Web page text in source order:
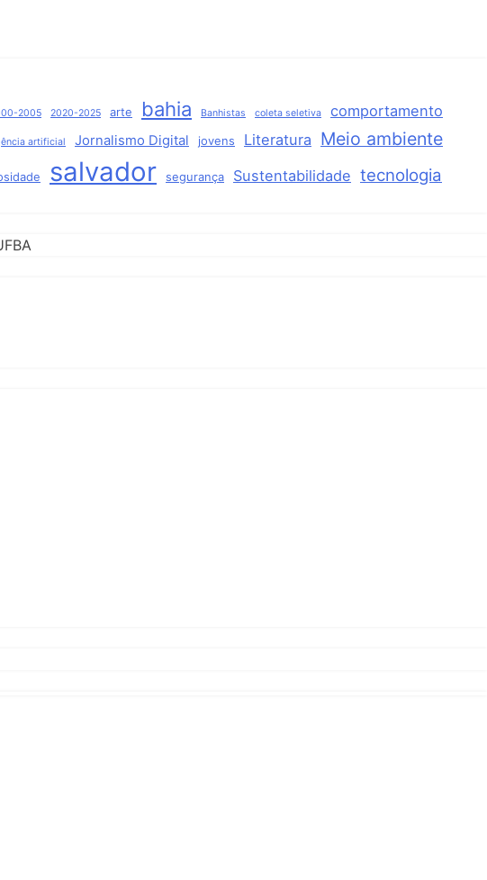
2005 2020-2025 arte bahia Banhistas coleta seletiva comportamento
artificial Jornalismo Digital jovens Literatura Meio ambiente
salvador segurança Sustentabilidade tecnologia